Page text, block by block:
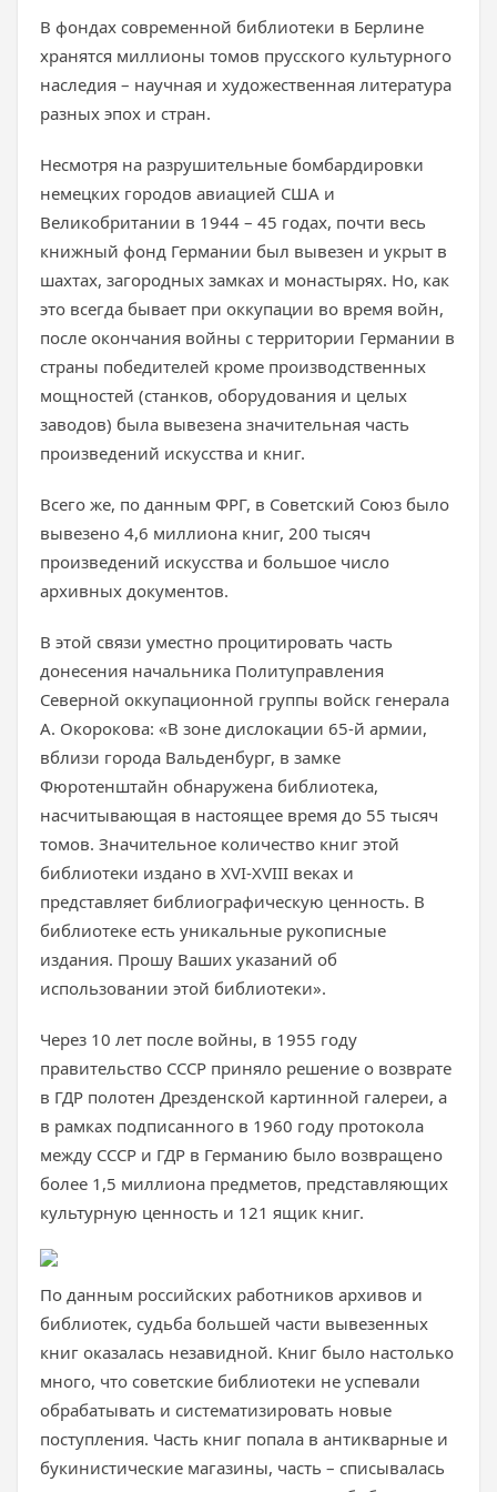
В фондах современной библиотеки в Берлине
хранятся миллионы томов прусского культурного
наследия – научная и художественная литература
разных эпох и стран.
Несмотря на разрушительные бомбардировки
немецких городов авиацией США и
Великобритании в 1944 – 45 годах, почти весь
книжный фонд Германии был вывезен и укрыт в
шахтах, загородных замках и монастырях. Но, как
это всегда бывает при оккупации во время войн,
после окончания войны с территории Германии в
страны победителей кроме производственных
мощностей (станков, оборудования и целых
заводов) была вывезена значительная часть
произведений искусства и книг.
Всего же, по данным ФРГ, в Советский Союз было
вывезено 4,6 миллиона книг, 200 тысяч
произведений искусства и большое число
архивных документов.
В этой связи уместно процитировать часть
донесения начальника Политуправления
Северной оккупационной группы войск генерала
А. Окорокова: «В зоне дислокации 65-й армии,
вблизи города Вальденбург, в замке
Фюротенштайн обнаружена библиотека,
насчитывающая в настоящее время до 55 тысяч
томов. Значительное количество книг этой
библиотеки издано в XVI-XVIII веках и
представляет библиографическую ценность. В
библиотеке есть уникальные рукописные
издания. Прошу Ваших указаний об
использовании этой библиотеки».
Через 10 лет после войны, в 1955 году
правительство СССР приняло решение о возврате
в ГДР полотен Дрезденской картинной галереи, а
в рамках подписанного в 1960 году протокола
между СССР и ГДР в Германию было возвращено
более 1,5 миллиона предметов, представляющих
культурную ценность и 121 ящик книг.
По данным российских работников архивов и
библиотек, судьба большей части вывезенных
книг оказалась незавидной. Книг было настолько
много, что советские библиотеки не успевали
обрабатывать и систематизировать новые
поступления. Часть книг попала в антикварные и
букинистические магазины, часть – списывалась